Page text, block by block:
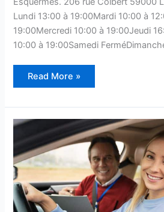
Lundi 13:00 à 19:00Mardi 10:00 à
19:00Mercredi 10:00 à 19:00Jeudi
10:00 à 19:00Samedi
Auto-
Avis
et
Informations
Read More »